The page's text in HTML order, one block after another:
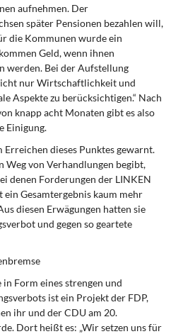
aufnehmen. Der
später Pensionen bezahlen will,
die Kommunen wurde ein
Geld, wenn ihnen
werden. Bei der Aufstellung
nur Wirtschaftlichkeit und
Aspekte zu berücksichtigen.“ Nach
knapp acht Monaten gibt es also
Einigung.
dieses Punktes gewarnt.
Weg von Verhandlungen begibt,
denen Forderungen der LINKEN
Gesamtergebnis kaum mehr
diesen Erwägungen hatten sie
und gegen so geartete
in Form eines strengen und
ist ein Projekt der FDP,
ihr und der CDU am 20.
Dort heißt es: „Wir setzen uns für